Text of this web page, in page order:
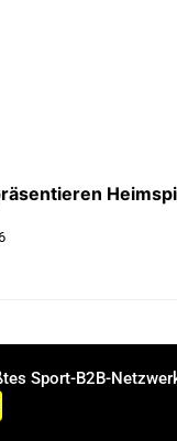
Sport-B2B-